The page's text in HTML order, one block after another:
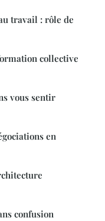
travail : rôle de
collective
vous sentir
en
confusion